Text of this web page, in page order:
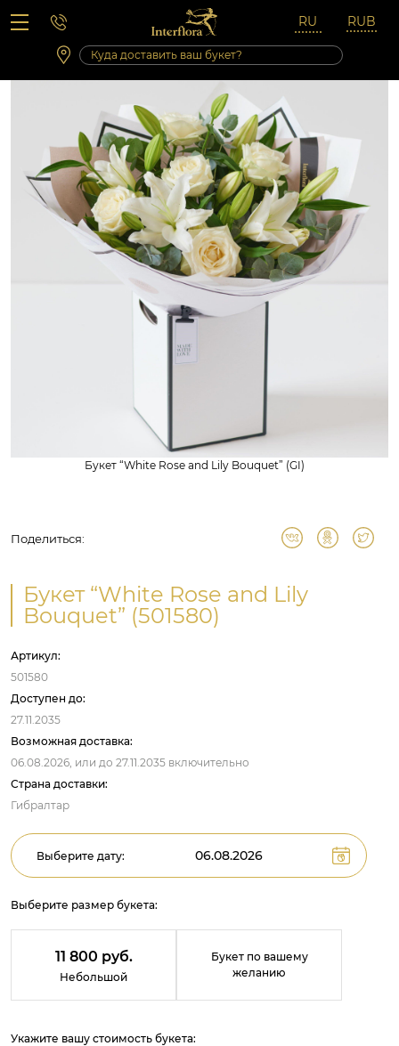
Вопросы-ответы
Сб 10:00 ‐ 14:00
Выходные и праздничные дни
Букет “White Rose and Lily Bouquet” (GI)
Поделиться:
Букет “White Rose and Lily
Bouquet” (501580)
Артикул:
501580
Доступен до:
27.11.2035
Возможная доставка:
06.08.2026, или до 27.11.2035 включительно
Страна доставки:
Гибралтар
Выберите дату:
Выберите размер букета:
11 800 руб.
Небольшой
Букет по вашему
желанию
Укажите вашу стоимость букета: